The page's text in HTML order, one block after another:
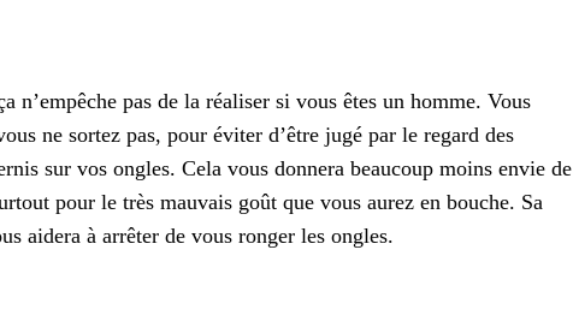
n’empêche pas de la réaliser si vous êtes un homme. Vous
ne sortez pas, pour éviter d’être jugé par le regard des
sur vos ongles. Cela vous donnera beaucoup moins envie de
pour le très mauvais goût que vous aurez en bouche. Sa
aidera à arrêter de vous ronger les ongles.